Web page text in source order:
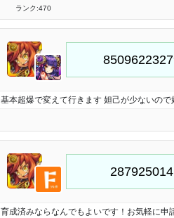
ランク:470
基本超爆で変えて行きます 妲己が少ないの
育成済みならなんでもよいです！お気軽に申